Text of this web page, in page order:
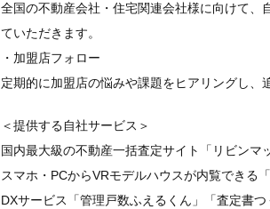
全国の不動産会社・住宅関連会社様に向けて、
ていただきます。
・加盟店フォロー
定期的に加盟店の悩みや課題をヒアリングし、
＜提供する自社サービス＞
国内最大級の不動産一括査定サイト「リビンマ
スマホ・PCからVRモデルハウスが内覧できる
DXサービス「管理戸数ふえるくん」「査定書